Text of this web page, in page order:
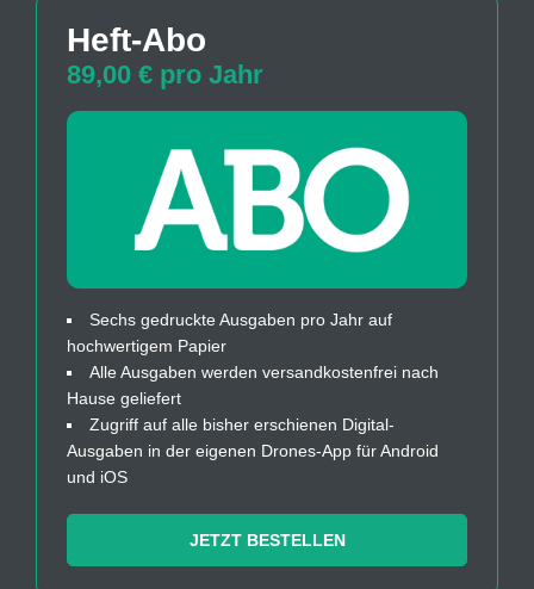
Heft-Abo
89,00 € pro Jahr
Sechs gedruckte Ausgaben pro Jahr auf
hochwertigem Papier
Alle Ausgaben werden versandkostenfrei nach
Hause geliefert
Zugriff auf alle bisher erschienen Digital-
Ausgaben in der eigenen Drones-App für Android
und iOS
JETZT BESTELLEN